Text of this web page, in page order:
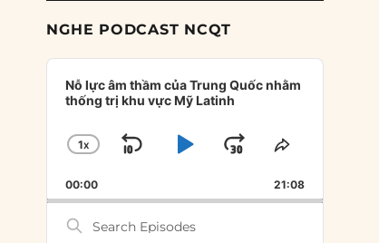
NGHE PODCAST NCQT
Audio
Player
Nỗ lực âm thầm của Trung Quốc nhằm
thống trị khu vực Mỹ Latinh
CHANGE
RATE
1X
SKIP
BACKWARD
PLAYJUMP
FORWARD
SHARE
EPISODE
00:00 21:08
Search
Episodes